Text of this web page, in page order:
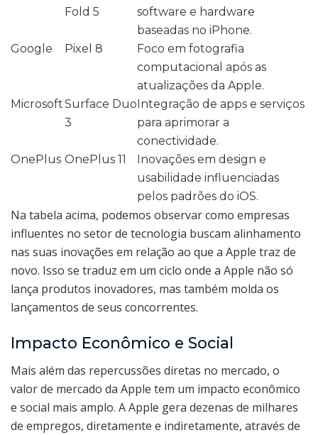
Fold 5
software e hardware
baseadas no iPhone.
Google
Pixel 8
Foco em fotografia
computacional após as
atualizações da Apple.
MicrosoftSurface Duo
3
Integração de apps e serviços
para aprimorar a
conectividade.
OnePlus OnePlus 11
Inovações em design e
usabilidade influenciadas
pelos padrões do iOS.
Na tabela acima, podemos observar como empresas
influentes no setor de tecnologia buscam alinhamento
nas suas inovações em relação ao que a Apple traz de
novo. Isso se traduz em um ciclo onde a Apple não só
lança produtos inovadores, mas também molda os
lançamentos de seus concorrentes.
Impacto Econômico e Social
Mais além das repercussões diretas no mercado, o
valor de mercado da Apple tem um impacto econômico
e social mais amplo. A Apple gera dezenas de milhares
de empregos, diretamente e indiretamente, através de